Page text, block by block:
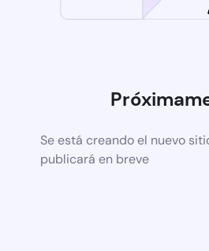
Se está creando el nuevo
publicará en breve